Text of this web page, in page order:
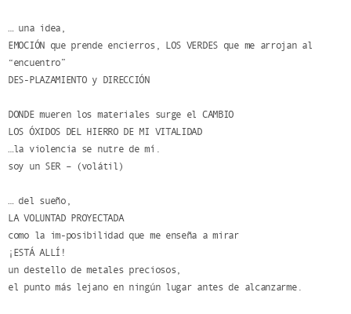
… una idea,
EMOCIÓN que prende encierros, LOS VERDES que me arrojan al
“encuentro”
DES-PLAZAMIENTO y DIRECCIÓN
DONDE mueren los materiales surge el CAMBIO
LOS ÓXIDOS DEL HIERRO DE MI VITALIDAD
…la violencia se nutre de mí.
soy un SER – (volátil)
… del sueño,
LA VOLUNTAD PROYECTADA
como la im-posibilidad que me enseña a mirar
¡ESTÁ ALLÍ!
un destello de metales preciosos,
el punto más lejano en ningún lugar antes de alcanzarme.